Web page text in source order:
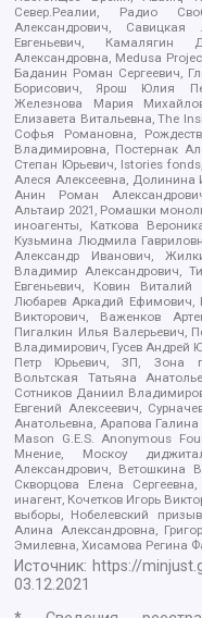
Север.Реалии, Радио
Александрович,
Евгеньевич, Камалягин
Александровна, Medusa
Баданин Роман Сергеевич,
Борисович, Ярош Юлия
Железнова Мария
Елизавета Витальевна, The
Софья Романовна,
Владимировна, Постернак
Степан Юрьевич, Istories
Алеся Алексеевна,
Анин Роман
Альтаир 2021, Ромашки
иноагенты, Каткова
Кузьмина Людмила
Александр Иванович,
Владимир Александрович,
Евгеньевич, Ковин Виталий
Любарев Аркадий Ефимович,
Викторович, Важенков
Пигалкин Илья Валерьевич,
Владимирович, Гусев Андрей
Петр Юрьевич, ЗП, Зона
Вольтская Татьяна
Сотников Даниил
Евгений Алексеевич,
Анатольевна, Арапова
Mason G.E.S. Anonymous
Мнение, Москоу
Александрович, Ветошкина
Скворцова Елена
инагент, Кочетков Игорь
выборы, Нобелевский
Алина Александровна,
Эмилевна, Хисамова Регина
Источник: https://
03.12.2021